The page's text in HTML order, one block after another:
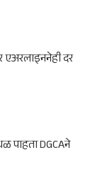
एअरलाइननेही दर
पाहता DGCAने